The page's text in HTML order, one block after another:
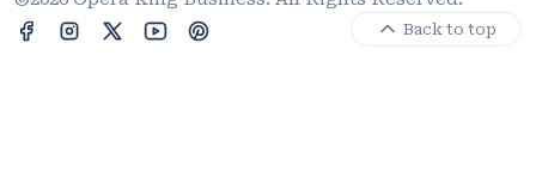
Back to top